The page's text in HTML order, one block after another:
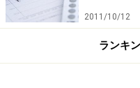
【優待内容】
(A)東建多度カントリー
ントリー?楽部割引券
2011/10/12
ランキ